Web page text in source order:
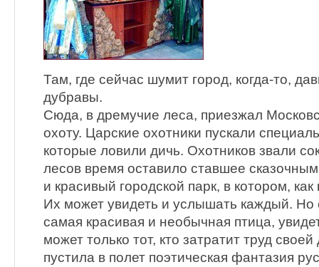
Там, где сейчас шумит город, когда-то,
дубравы.
Сюда, в дремучие леса, приезжал
охоту. Царские охотники пускали
которые ловили дичь. Охотников звали
лесов время оставило ставшее
и красивый городской парк, в котором,
Их может увидеть и услышать каждый. Но
самая красивая и необычная птица,
может только тот, кто затратит труд
пустила в полет поэтическая фантазия